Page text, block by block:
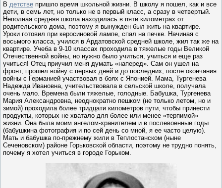
В детстве пришло время школьной жизни. В школу я пошел, как и все
дети, в семь лет, но только не в первый класс, а сразу в четвертый.
Неполная средняя школа находилась в пяти километрах от
родительского дома, поэтому я вынужден был жить на квартире.
Уроки готовил при керосиновой лампе, спал на печке. Начиная с
восьмого класса, учился в Ардатовской средней школе, жил так же на
квартире. Учеба в 9-10 классах проходила в тяжелые годы Великой
Отечественной войны, но нужно было учиться, учиться и еще раз
учиться! Отец приучил меня думать «наперед». Сам он ушел на
фронт, прошел войну с первых дней и до последних, после окончания
войны с Германией участвовал в боях с Японией. Мама, Тургенева
Надежда Ивановна, учительствовала в сельской школе, получала
очень мало. Времена были тяжелые, голодные. Бабушка, Тургенева
Мария Александровна, неоднократно пешком (не только летом, но и
зимой) проходила более тридцати километров пути, чтобы принести
продукты, которых не хватало для более или менее «терпимой»
жизни. Она была моим ангелом-хранителем и в послевоенные годы
(бабушкина фотография и по сей день со мной, я ее часто целую).
Мать и бабушка по-прежнему жили в Теплостанском (ныне
Сеченовском) районе Горьковской области, поэтому не трудно понять,
почему я хотел учиться в городе Горьком.